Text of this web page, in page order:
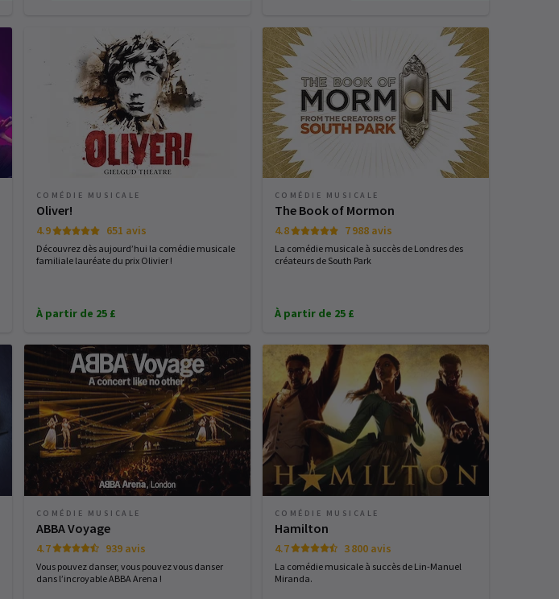
COMÉDIE MUSICALE
Oliver!
4.9 651 avis
Découvrez dès aujourd’hui la comédie musicale
familiale lauréate du prix Olivier !
À partir de 25 £
COMÉDIE MUSICALE
The Book of Mormon
4.8 7 988 avis
La comédie musicale à succès de Londres des
créateurs de South Park
À partir de 25 £
COMÉDIE MUSICALE
ABBA Voyage
4.7 939 avis
Vous pouvez danser, vous pouvez vous danser
dans l’incroyable ABBA Arena !
COMÉDIE MUSICALE
Hamilton
4.7 3 800 avis
La comédie musicale à succès de Lin-Manuel
Miranda.